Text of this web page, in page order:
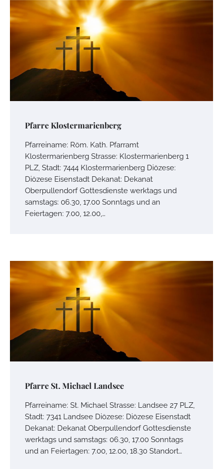
Pfarre Klostermarienberg
Pfarreiname: Röm. Kath. Pfarramt
Klostermarienberg Strasse: Klostermarienberg 1
PLZ, Stadt: 7444 Klostermarienberg Diözese:
Diözese Eisenstadt Dekanat: Dekanat
Oberpullendorf Gottesdienste werktags und
samstags: 06.30, 17.00 Sonntags und an
Feiertagen: 7.00, 12.00,…
Pfarre St. Michael Landsee
Pfarreiname: St. Michael Strasse: Landsee 27 PLZ,
Stadt: 7341 Landsee Diözese: Diözese Eisenstadt
Dekanat: Dekanat Oberpullendorf Gottesdienste
werktags und samstags: 06.30, 17.00 Sonntags
und an Feiertagen: 7.00, 12.00, 18.30 Standort…